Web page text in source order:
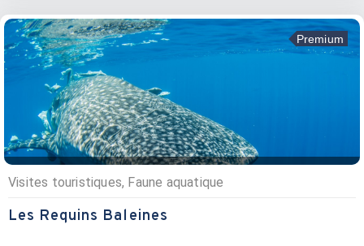
Premium
Visites touristiques, Faune aquatique
Les Requins Baleines